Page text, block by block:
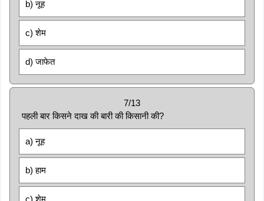
b) नूह
c) शेम
d) जाफेत
7/13
पहली बार किसने दाख की बारी की किसानी की?
a) नूह
b) हाम
c) शेम